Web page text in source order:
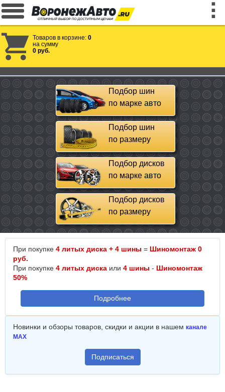
Товаров в корзине: 0
на сумму
0 руб.
Подбор шин
по марке авто
Подбор шин
по размеру
Подбор дисков
по марке авто
Подбор дисков
по размеру
При покупке 4 литых диска + 4 шины = Шиномонтаж 0
руб.
При покупке 4 литых диска или 4 шины - Шиномонтаж
50%
Подробнее
Новинки и обзоры товаров, скидки и акции в нашем канале
MAX
Подписаться